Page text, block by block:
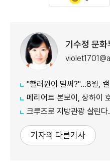
기수정 문화
"핼러윈이 벌써?"…8월,
메리어트 본보이, 상하이 호텔망
크루즈로 지방관광 살린다…
기자의 다른기사